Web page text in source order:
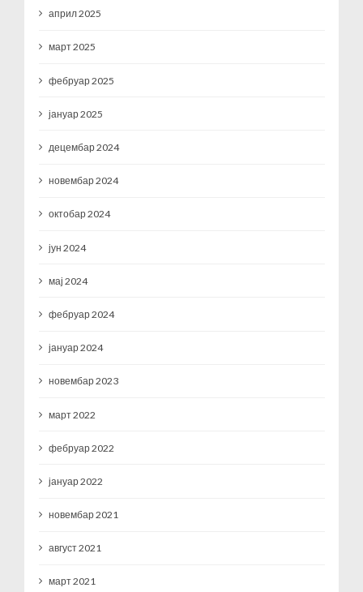
април 2025
март 2025
фебруар 2025
јануар 2025
децембар 2024
новембар 2024
октобар 2024
јун 2024
мај 2024
фебруар 2024
јануар 2024
новембар 2023
март 2022
фебруар 2022
јануар 2022
новембар 2021
август 2021
март 2021